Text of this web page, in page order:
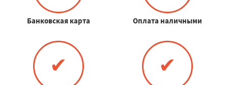
Банковская карта Оплата наличными
✔ ✔